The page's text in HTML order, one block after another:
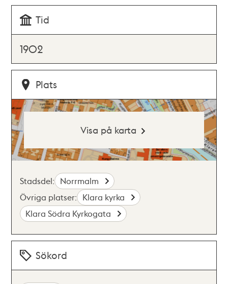
Tid
1902
Plats
Visa på karta
Stadsdel: Norrmalm
Övriga platser: Klara kyrka
Klara Södra Kyrkogata
Sökord